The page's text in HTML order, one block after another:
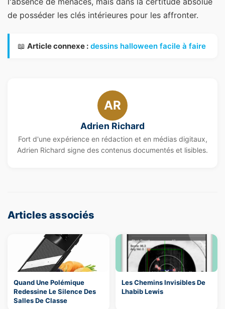
de posséder les clés intérieures pour les affronter.
📖 Article connexe : dessins halloween facile à faire
AR
Adrien Richard
Fort d'une expérience en rédaction et en médias digitaux,
Adrien Richard signe des contenus documentés et lisibles.
Articles associés
Quand Une Polémique
Redessine Le Silence Des
Salles De Classe
Les Chemins Invisibles De
Lhabib Lewis